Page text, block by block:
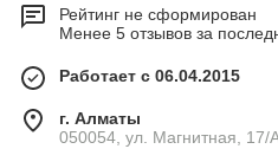
Рейтинг не сформирован
Менее 5 отзывов за
Работает с 06.04.2015
г. Алматы
050054, ул. Магнитная,